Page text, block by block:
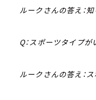
ルークさんの答え：
Q：スポーツタイプ
ルークさんの答え：